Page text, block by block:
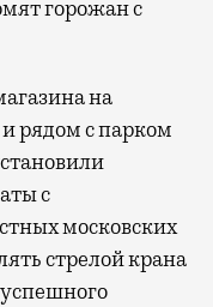
горожан с
на
рядом с парком
с
московских
стрелой крана